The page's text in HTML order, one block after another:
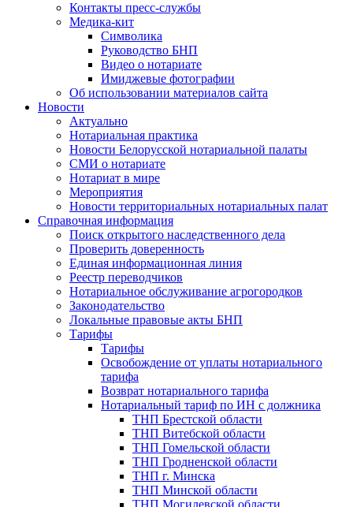
Контакты пресс-службы
Медика-кит
Символика
Руководство БНП
Видео о нотариате
Имиджевые фотографии
Об использовании материалов сайта
Новости
Актуально
Нотариальная практика
Новости Белорусской нотариальной палаты
СМИ о нотариате
Нотариат в мире
Мероприятия
Новости территориальных нотариальных палат
Справочная информация
Поиск открытого наследственного дела
Проверить доверенность
Единая информационная линия
Реестр переводчиков
Нотариальное обслуживание агрогородков
Законодательство
Локальные правовые акты БНП
Тарифы
Тарифы
Освобождение от уплаты нотариального
тарифа
Возврат нотариального тарифа
Нотариальный тариф по ИН с должника
ТНП Брестской области
ТНП Витебской области
ТНП Гомельской области
ТНП Гродненской области
ТНП г. Минска
ТНП Минской области